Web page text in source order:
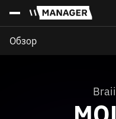
Обзор